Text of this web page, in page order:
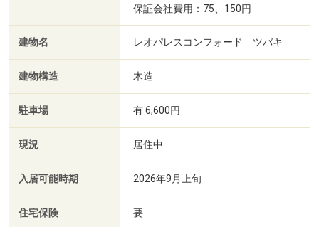
保証会社費用：75、150円
建物名 レオパレスコンフォード ツバキ
建物構造 木造
駐車場 有 6,600円
現況 居住中
入居可能時期 2026年9月上旬
住宅保険 要